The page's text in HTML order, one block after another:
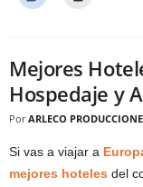
Mejores
Hospedaje y
Por ARLECO
Si vas a viajar a
mejores hoteles del